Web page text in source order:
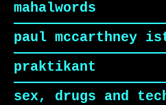
mahalwords
paul mccarthney
praktikant
sex, drugs and